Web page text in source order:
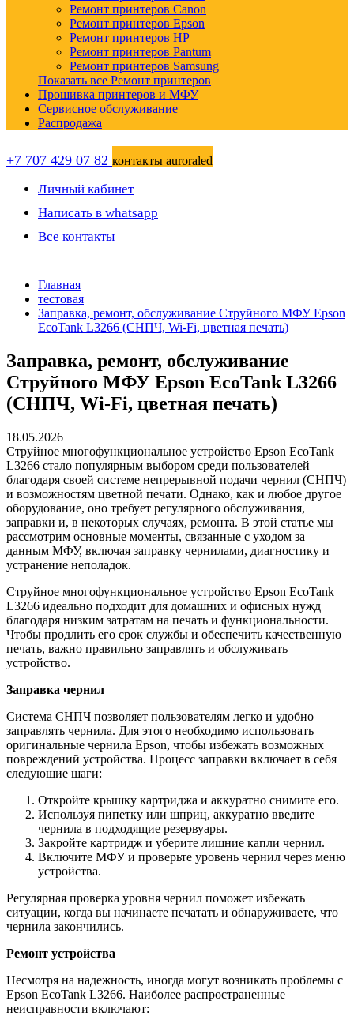
Ремонт принтеров Canon
Ремонт принтеров Epson
Ремонт принтеров HP
Ремонт принтеров Pantum
Ремонт принтеров Samsung
Показать все Ремонт принтеров
Прошивка принтеров и МФУ
Сервисное обслуживание
Распродажа
+7 707 429 07 82 контакты auroraled
Личный кабинет
Написать в whatsapp
Все контакты
Главная
тестовая
Заправка, ремонт, обслуживание Струйного МФУ Epson
EcoTank L3266 (СНПЧ, Wi-Fi, цветная печать)
Заправка, ремонт, обслуживание
Струйного МФУ Epson EcoTank L3266
(СНПЧ, Wi-Fi, цветная печать)
18.05.2026
Струйное многофункциональное устройство Epson EcoTank
L3266 стало популярным выбором среди пользователей
благодаря своей системе непрерывной подачи чернил (СНПЧ)
и возможностям цветной печати. Однако, как и любое другое
оборудование, оно требует регулярного обслуживания,
заправки и, в некоторых случаях, ремонта. В этой статье мы
рассмотрим основные моменты, связанные с уходом за
данным МФУ, включая заправку чернилами, диагностику и
устранение неполадок.
Струйное многофункциональное устройство Epson EcoTank
L3266 идеально подходит для домашних и офисных нужд
благодаря низким затратам на печать и функциональности.
Чтобы продлить его срок службы и обеспечить качественную
печать, важно правильно заправлять и обслуживать
устройство.
Заправка чернил
Система СНПЧ позволяет пользователям легко и удобно
заправлять чернила. Для этого необходимо использовать
оригинальные чернила Epson, чтобы избежать возможных
повреждений устройства. Процесс заправки включает в себя
следующие шаги:
Откройте крышку картриджа и аккуратно снимите его.
Используя пипетку или шприц, аккуратно введите
чернила в подходящие резервуары.
Закройте картридж и уберите лишние капли чернил.
Включите МФУ и проверьте уровень чернил через меню
устройства.
Регулярная проверка уровня чернил поможет избежать
ситуации, когда вы начинаете печатать и обнаруживаете, что
чернила закончились.
Ремонт устройства
Несмотря на надежность, иногда могут возникать проблемы с
Epson EcoTank L3266. Наиболее распространенные
неисправности включают: